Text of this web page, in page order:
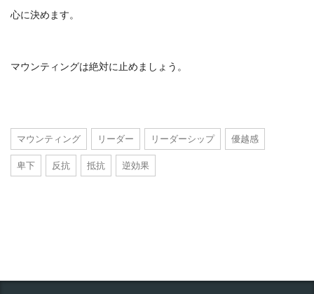
心に決めます。
マウンティングは絶対に止めましょう。
マウンティング リーダー リーダーシップ 優越感
卑下 反抗 抵抗 逆効果